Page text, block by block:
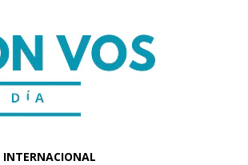
INTERNACIONAL